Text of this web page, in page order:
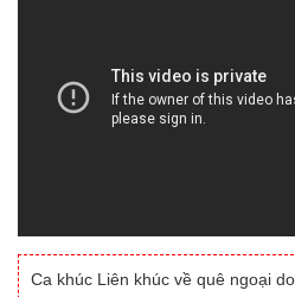
Ca khúc Liên khúc về quê ngoại